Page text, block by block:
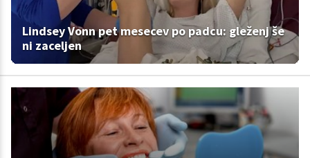
Lindsey Vonn pet mesecev po padcu: gleženj še
ni zaceljen